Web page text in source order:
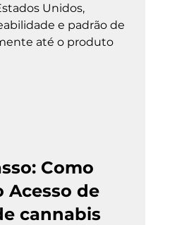
Unidos,
e padrão de
até o produto
Como
Acesso de
cannabis